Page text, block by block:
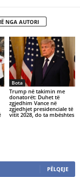
NGA AUTORI
Bota
Trump në takimin me
donatorët: Duhet të
zgjedhim Vance në
zgjedhjet presidenciale të
vitit 2028, do ta mbështes
PËLQEJE